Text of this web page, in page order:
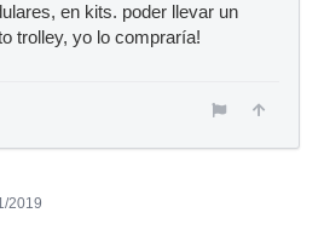
en kits. poder llevar un
trolley, yo lo compraría!
2019